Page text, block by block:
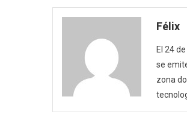
Félix
El 24
se
zona